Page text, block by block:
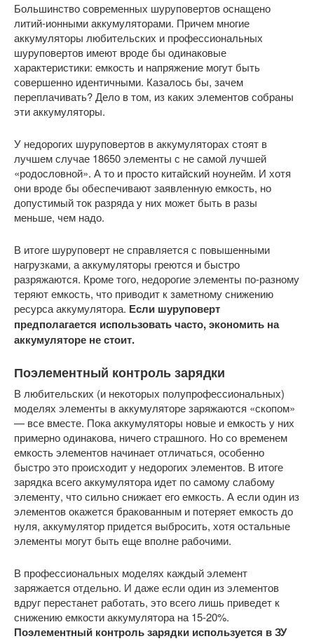
Большинство современных шуруповертов оснащено
литий-ионными аккумуляторами. Причем многие
аккумуляторы любительских и профессиональных
шуруповертов имеют вроде бы одинаковые
характеристики: емкость и напряжение могут быть
совершенно идентичными. Казалось бы, зачем
переплачивать? Дело в том, из каких элементов собраны
эти аккумуляторы.
У недорогих шуруповертов в аккумуляторах стоят в
лучшем случае 18650 элементы с не самой лучшей
«родословной». А то и просто китайский ноунейм. И хотя
они вроде бы обеспечивают заявленную емкость, но
допустимый ток разряда у них может быть в разы
меньше, чем надо.
В итоге шуруповерт не справляется с повышенными
нагрузками, а аккумуляторы греются и быстро
разряжаются. Кроме того, недорогие элементы по-разному
теряют емкость, что приводит к заметному снижению
ресурса аккумулятора. Если шуруповерт
предполагается использовать часто, экономить на
аккумуляторе не стоит.
Поэлементный контроль зарядки
В любительских (и некоторых полупрофессиональных)
моделях элементы в аккумуляторе заряжаются «скопом»
— все вместе. Пока аккумуляторы новые и емкость у них
примерно одинакова, ничего страшного. Но со временем
емкость элементов начинает отличаться, особенно
быстро это происходит у недорогих элементов. В итоге
зарядка всего аккумулятора идет по самому слабому
элементу, что сильно снижает его емкость. А если один из
элементов окажется бракованным и потеряет емкость до
нуля, аккумулятор придется выбросить, хотя остальные
элементы могут быть еще вполне рабочими.
В профессиональных моделях каждый элемент
заряжается отдельно. И даже если один из элементов
вдруг перестанет работать, это всего лишь приведет к
снижению емкости аккумулятора на 15-20%.
Поэлементный контроль зарядки используется в ЗУ